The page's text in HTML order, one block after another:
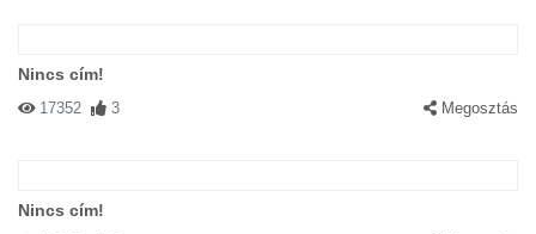
Nincs cím!
17352 3 Megosztás
Nincs cím!